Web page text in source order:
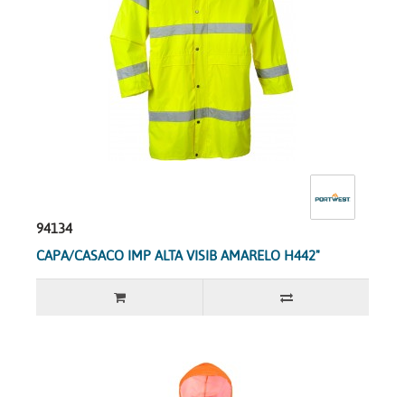
94134
CAPA/CASACO IMP ALTA VISIB AMARELO H442"